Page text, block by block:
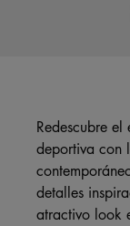
Redescubre
deportiva con
detalles
atractivo look